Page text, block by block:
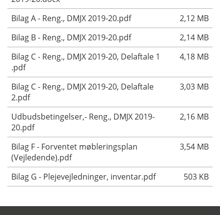
Bilag A - Reng., DMJX 2019-20.pdf
2,12 MB
Bilag B - Reng., DMJX 2019-20.pdf
2,14 MB
Bilag C - Reng., DMJX 2019-20, Delaftale 1
.pdf
4,18 MB
Bilag C - Reng., DMJX 2019-20, Delaftale
2.pdf
3,03 MB
Udbudsbetingelser,- Reng., DMJX 2019-
20.pdf
2,16 MB
Bilag F - Forventet møbleringsplan
(Vejledende).pdf
3,54 MB
Bilag G - Plejevejledninger, inventar.pdf 503 KB